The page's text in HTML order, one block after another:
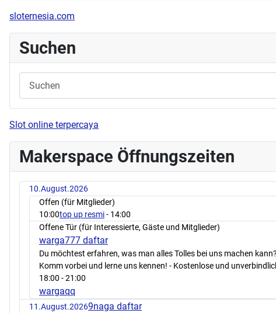
sloternesia.com
Suchen
Slot online terpercaya
Makerspace Öffnungszeiten
10.August.2026
Offen (für Mitglieder)
10:00top up resmi- 14:00
Offene Tür (für Interessierte, Gäste und Mitglieder)
warga777 daftar
Du möchtest erfahren, was man alles Tolles bei uns machen kann?
Komm vorbei und lerne uns kennen! - Kostenlose und
18:00 - 21:00
wargaqq
11.August.20269naga daftar